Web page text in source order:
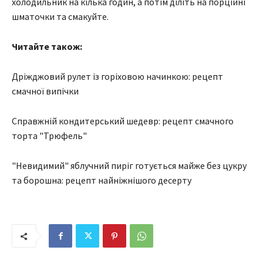
шматочки та смакуйте.
Читайте також:
Дріжджовий рулет із горіховою начинкою: рецепт
смачної випічки
Справжній кондитерський шедевр: рецепт смачного
торта "Трюфель"
"Невидимий" яблучний пиріг готується майже без цукру
та борошна: рецепт найніжнішого десерту